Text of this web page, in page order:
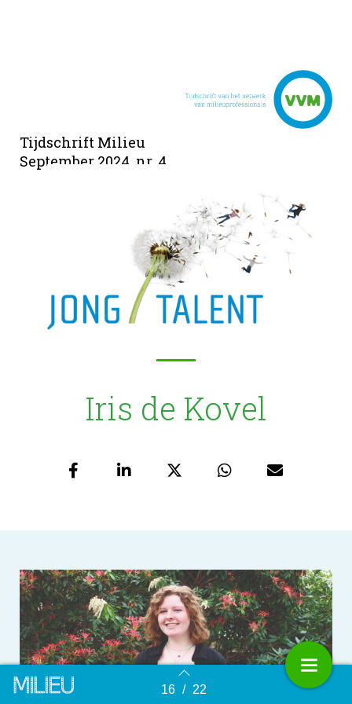
Terug naar overzicht 16 / 22
Tijdschrift Milieu
September 2024, nr. 4
Iris de Kovel